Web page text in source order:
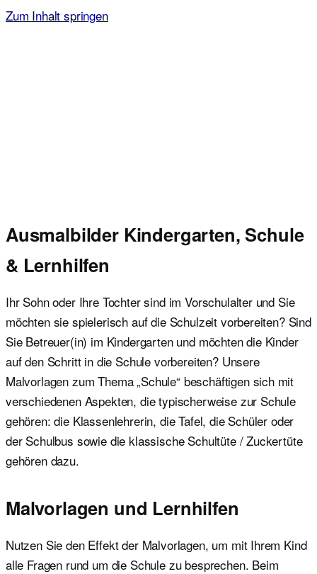
Zum Inhalt springen
Ausmalbilder Kindergarten, Schule
& Lernhilfen
Ihr Sohn oder Ihre Tochter sind im Vorschulalter und Sie
möchten sie spielerisch auf die Schulzeit vorbereiten? Sind
Sie Betreuer(in) im Kindergarten und möchten die Kinder
auf den Schritt in die Schule vorbereiten? Unsere
Malvorlagen zum Thema „Schule“ beschäftigen sich mit
verschiedenen Aspekten, die typischerweise zur Schule
gehören: die Klassenlehrerin, die Tafel, die Schüler oder
der Schulbus sowie die klassische Schultüte / Zuckertüte
gehören dazu.
Malvorlagen und Lernhilfen
Nutzen Sie den Effekt der Malvorlagen, um mit Ihrem Kind
alle Fragen rund um die Schule zu besprechen. Beim